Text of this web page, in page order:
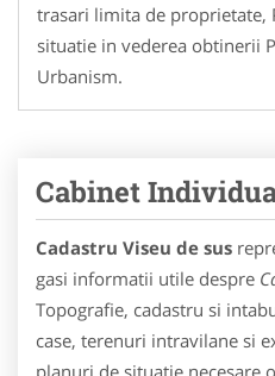
trasari limita de proprietate,
situatie in vederea obtinerii
Urbanism.
Cabinet
Cadastru Viseu de sus
gasi informatii utile despre
Topografie, cadastru si
case, terenuri intravilane si
planuri de situatie necesare